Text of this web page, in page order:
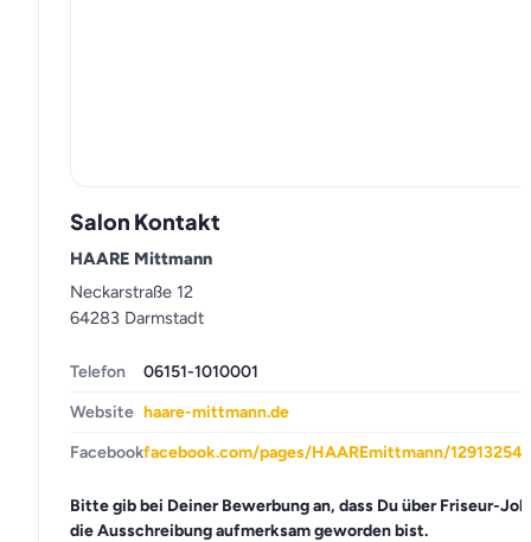
Salon Kontakt
HAARE Mittmann
Neckarstraße 12
64283 Darmstadt
Telefon
06151-1010001
Website haare-mittmann.de
Facebookfacebook.com/pages/HAAREmittmann/
Bitte gib bei Deiner Bewerbung an, dass Du über Friseur-
die Ausschreibung aufmerksam geworden bist.